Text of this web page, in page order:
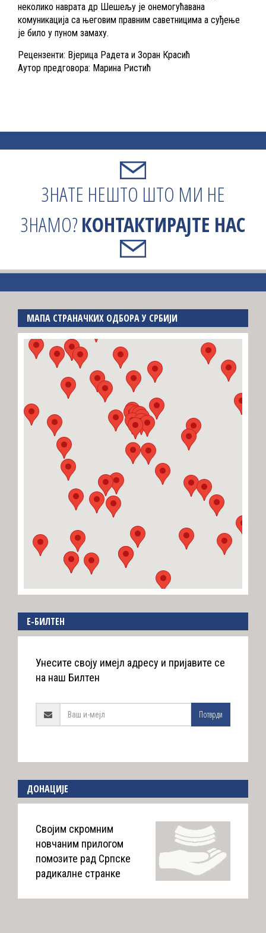
неколико наврата др Шешељу је онемогућавана
комуникација са његовим правним саветницима а суђење
је било у пуном замаху.
Рецензенти: Вјерица Радета и Зоран Красић
Аутор предговора: Марина Ристић
ЗНАТЕ НЕШТО ШТО МИ НЕ
ЗНАМО?КОНТАКТИРАЈТЕ НАС
МАПА СТРАНАЧКИХ ОДБОРА У СРБИЈИ
E-БИЛТЕН
Унесите своју имејл адресу и пријавите се
на наш Билтен
Потврди
ДОНАЦИЈЕ
Својим скромним
новчаним прилогом
помозите рад Српске
радикалне странке